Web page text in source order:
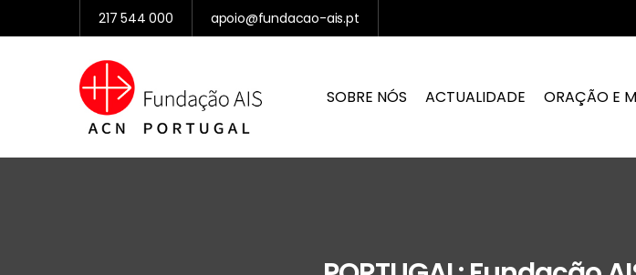
217 544 000 apoio@fundacao-ais.pt
SOBRE NÓS ACTUALIDADE ORAÇÃO E